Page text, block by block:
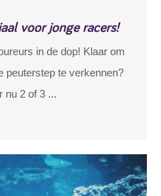
voor jonge racers!
in de dop! Klaar om
peuterstep te verkennen?
nu 2 of 3 ...